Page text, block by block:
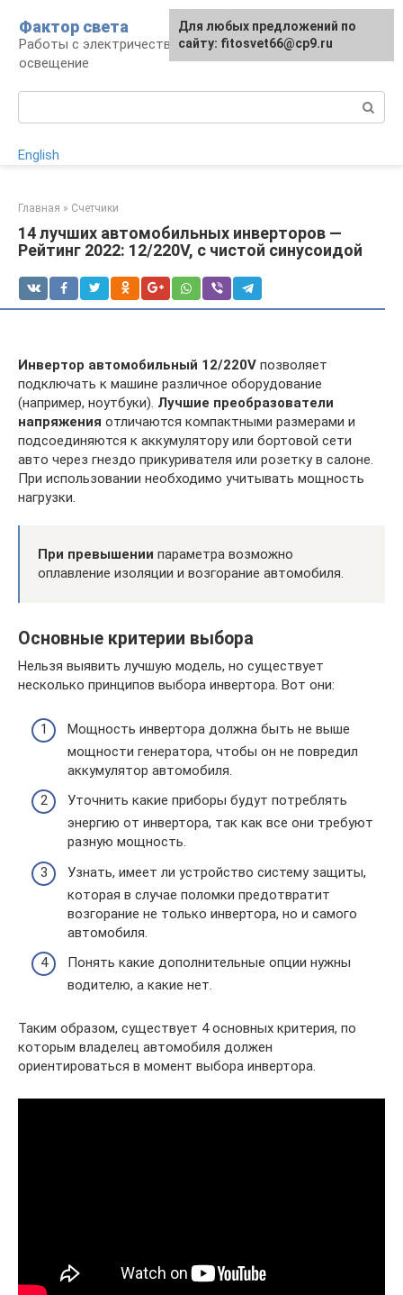
контенту
Фактор света
Работы с электричеством, электроприборы и
освещение
English
Главная » Счетчики
14 лучших автомобильных инверторов —
Рейтинг 2022: 12/220V, с чистой синусоидой
Инвертор автомобильный 12/220V позволяет
подключать к машине различное оборудование
(например, ноутбуки). Лучшие преобразователи
напряжения отличаются компактными размерами и
подсоединяются к аккумулятору или бортовой сети
авто через гнездо прикуривателя или розетку в салоне.
При использовании необходимо учитывать мощность
нагрузки.
При превышении параметра возможно
оплавление изоляции и возгорание автомобиля.
Основные критерии выбора
Нельзя выявить лучшую модель, но существует
несколько принципов выбора инвертора. Вот они:
Мощность инвертора должна быть не выше
мощности генератора, чтобы он не повредил
аккумулятор автомобиля.
Уточнить какие приборы будут потреблять
энергию от инвертора, так как все они требуют
разную мощность.
Узнать, имеет ли устройство систему защиты,
которая в случае поломки предотвратит
возгорание не только инвертора, но и самого
автомобиля.
Понять какие дополнительные опции нужны
водителю, а какие нет.
Таким образом, существует 4 основных критерия, по
которым владелец автомобиля должен
ориентироваться в момент выбора инвертора.
Для любых предложений по
сайту: fitosvet66@cp9.ru